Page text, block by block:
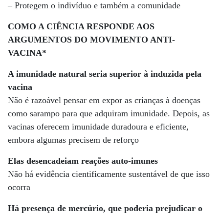
– Protegem o indivíduo e também a comunidade
COMO A CIÊNCIA RESPONDE AOS
ARGUMENTOS DO MOVIMENTO ANTI-
VACINA*
A imunidade natural seria superior à induzida pela
vacina
Não é razoável pensar em expor as crianças à doenças
como sarampo para que adquiram imunidade. Depois, as
vacinas oferecem imunidade duradoura e eficiente,
embora algumas precisem de reforço
Elas desencadeiam reações auto-imunes
Não há evidência cientificamente sustentável de que isso
ocorra
Há presença de mercúrio, que poderia prejudicar o